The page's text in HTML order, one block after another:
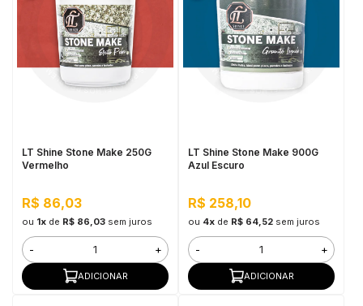
LT Shine Stone Make 250G
Vermelho
R$ 86,03
ou 1xde R$ 86,03 sem juros
- +
ADICIONAR
LT Shine Stone Make 900G
Azul Escuro
R$ 258,10
ou 4xde R$ 64,52 sem juros
- +
ADICIONAR